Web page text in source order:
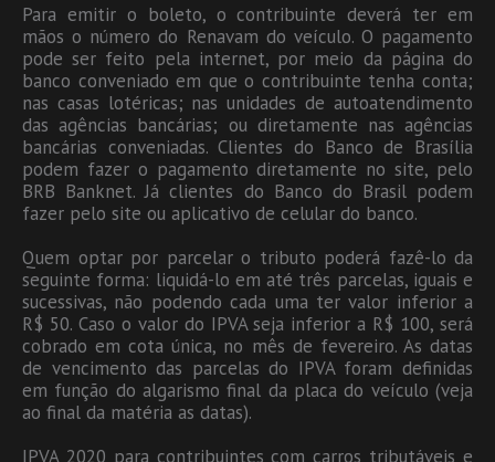
Para emitir o boleto, o contribuinte deverá ter em
mãos o número do Renavam do veículo. O pagamento
pode ser feito pela internet, por meio da página do
banco conveniado em que o contribuinte tenha conta;
nas casas lotéricas; nas unidades de autoatendimento
das agências bancárias; ou diretamente nas agências
bancárias conveniadas. Clientes do Banco de Brasília
podem fazer o pagamento diretamente no site, pelo
BRB Banknet. Já clientes do Banco do Brasil podem
fazer pelo site ou aplicativo de celular do banco.
Quem optar por parcelar o tributo poderá fazê-lo da
seguinte forma: liquidá-lo em até três parcelas, iguais e
sucessivas, não podendo cada uma ter valor inferior a
R$ 50. Caso o valor do IPVA seja inferior a R$ 100, será
cobrado em cota única, no mês de fevereiro. As datas
de vencimento das parcelas do IPVA foram definidas
em função do algarismo final da placa do veículo (veja
ao final da matéria as datas).
IPVA 2020 para contribuintes com carros tributáveis e